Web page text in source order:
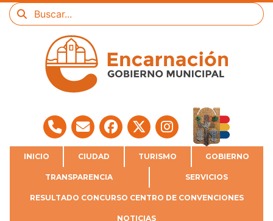
INICIO CIUDAD TURISMO GOBIERNO
TRANSPARENCIA SERVICIOS
RESULTADO CONCURSO CENTRO DE CONVENCIONES
NOTICIAS